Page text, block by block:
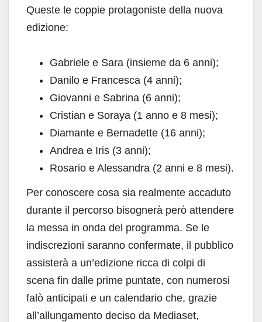
Queste le coppie protagoniste della nuova
edizione:
Gabriele e Sara (insieme da 6 anni);
Danilo e Francesca (4 anni);
Giovanni e Sabrina (6 anni);
Cristian e Soraya (1 anno e 8 mesi);
Diamante e Bernadette (16 anni);
Andrea e Iris (3 anni);
Rosario e Alessandra (2 anni e 8 mesi).
Per conoscere cosa sia realmente accaduto
durante il percorso bisognerà però attendere
la messa in onda del programma. Se le
indiscrezioni saranno confermate, il pubblico
assisterà a un’edizione ricca di colpi di
scena fin dalle prime puntate, con numerosi
falò anticipati e un calendario che, grazie
all’allungamento deciso da Mediaset,